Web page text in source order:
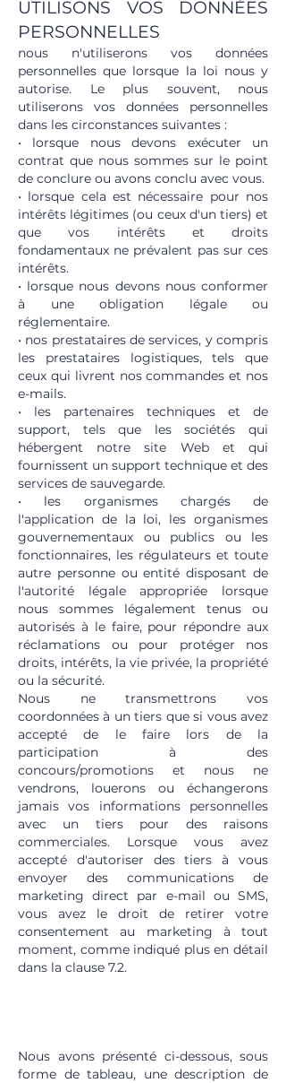
UTILISONS VOS DONNÉES
PERSONNELLES
nous n'utiliserons vos données
personnelles que lorsque la loi nous y
autorise. Le plus souvent, nous
utiliserons vos données personnelles
dans les circonstances suivantes :
• lorsque nous devons exécuter un
contrat que nous sommes sur le point
de conclure ou avons conclu avec vous.
• lorsque cela est nécessaire pour nos
intérêts légitimes (ou ceux d'un tiers) et
que vos intérêts et droits
fondamentaux ne prévalent pas sur ces
intérêts.
• lorsque nous devons nous conformer
à une obligation légale ou
réglementaire.
• nos prestataires de services, y compris
les prestataires logistiques, tels que
ceux qui livrent nos commandes et nos
e-mails.
• les partenaires techniques et de
support, tels que les sociétés qui
hébergent notre site Web et qui
fournissent un support technique et des
services de sauvegarde.
• les organismes chargés de
l'application de la loi, les organismes
gouvernementaux ou publics ou les
fonctionnaires, les régulateurs et toute
autre personne ou entité disposant de
l'autorité légale appropriée lorsque
nous sommes légalement tenus ou
autorisés à le faire, pour répondre aux
réclamations ou pour protéger nos
droits, intérêts, la vie privée, la propriété
ou la sécurité.
Nous ne transmettrons vos
coordonnées à un tiers que si vous avez
accepté de le faire lors de la
participation à des
concours/promotions et nous ne
vendrons, louerons ou échangerons
jamais vos informations personnelles
avec un tiers pour des raisons
commerciales. Lorsque vous avez
accepté d'autoriser des tiers à vous
envoyer des communications de
marketing direct par e-mail ou SMS,
vous avez le droit de retirer votre
consentement au marketing à tout
moment, comme indiqué plus en détail
dans la clause 7.2.
Nous avons présenté ci-dessous, sous
forme de tableau, une description de